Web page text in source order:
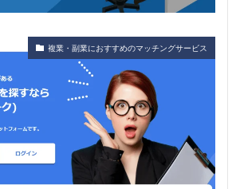
複業・副業におすすめのマッチングサービス